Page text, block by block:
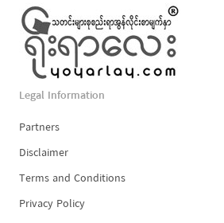
Legal Information
Partners
Disclaimer
Terms and Conditions
Privacy Policy